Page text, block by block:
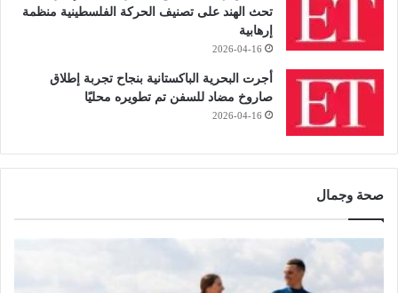
تحث الهند على تصنيف الحركة الفلسطينية منظمة
إرهابية
2026-04-16
أجرت البحرية الباكستانية بنجاح تجربة إطلاق
صاروخ مضاد للسفن تم تطويره محليًا
2026-04-16
صحة وجمال